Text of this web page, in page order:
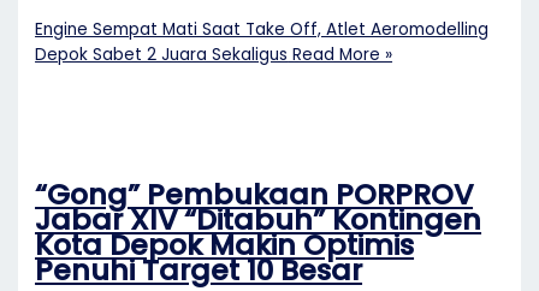
Engine Sempat Mati Saat Take Off, Atlet Aeromodelling
Depok Sabet 2 Juara Sekaligus Read More »
“Gong” Pembukaan PORPROV
Jabar XIV “Ditabuh” Kontingen
Kota Depok Makin Optimis
Penuhi Target 10 Besar